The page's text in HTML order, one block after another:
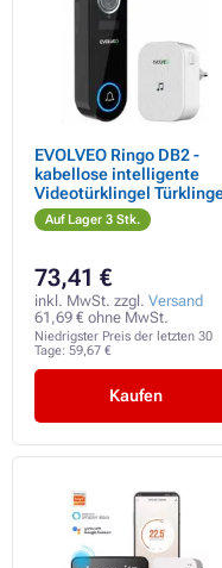
EVOLVEO Ringo DB2 -
kabellose intelligente
Videotürklingel
Auf Lager 3 Stk.
73,41 €
inkl. MwSt. zzgl. Versand
61,69 € ohne MwSt.
Niedrigster Preis der letzten 30
Tage: 59,67 €
Kaufen